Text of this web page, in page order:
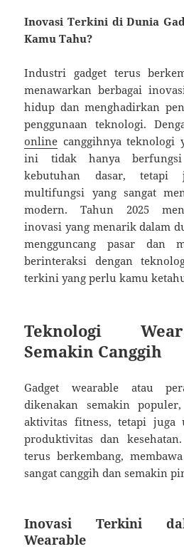
Inovasi Terkini di Dunia
Kamu Tahu?
Industri gadget terus
menawarkan berbagai
hidup dan menghadirkan
penggunaan teknologi.
online canggihnya teknologi
ini tidak hanya
kebutuhan dasar, tetapi
multifungsi yang sangat
modern. Tahun 2025
inovasi yang menarik dalam
mengguncang pasar dan
berinteraksi dengan
terkini yang perlu kamu
Teknologi
Semakin Canggih
Gadget wearable atau
dikenakan semakin
aktivitas fitness, tetapi juga
produktivitas dan
terus berkembang,
sangat canggih dan semakin
Inovasi Terkini
Wearable